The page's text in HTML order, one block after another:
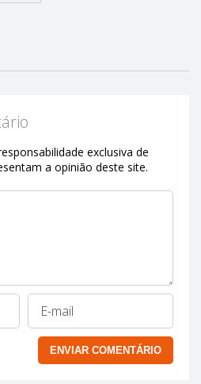
exclusiva de
a opinião deste site.